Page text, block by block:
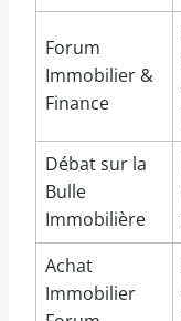
Forum
Immobilier &
Finance
Débat sur la
Bulle
Immobilière
Achat
Immobilier